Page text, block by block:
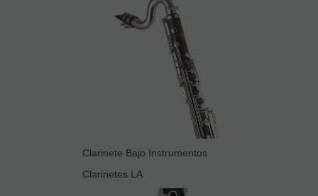
Clarinete Bajo Instrumentos
Clarinetes LA